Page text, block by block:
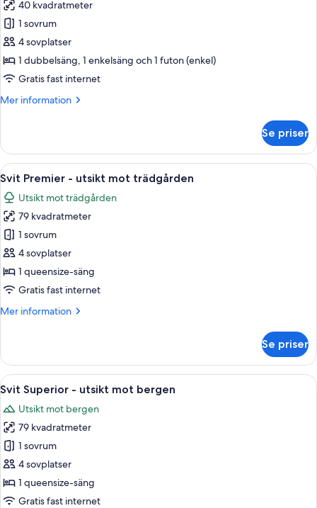
för
Standard
Terrace
Family
Twin
40 kvadratmeter
1 sovrum
4 sovplatser
1 dubbelsäng, 1 enkelsäng och 1 futon (enkel)
Gratis fast internet
Mer information
Mer
Terrace
Family
Twin
Garden
Se priser
Öppna
alla
foton
för
Svit
Premier
-
utsikt
trädgården
En snyggt bäddad säng med en
5
Svit Premier - utsikt mot trädgården
Utsikt mot trädgården
79 kvadratmeter
1 sovrum
4 sovplatser
1 queensize-säng
Gratis fast internet
Mer information
Mer
Premier
utsikt
trädgården
Se priser
Öppna
alla
foton
för
Svit
Superior
-
utsikt
Ett hotellrum med en stor säng, en
5
Svit Superior - utsikt mot bergen
Utsikt mot bergen
79 kvadratmeter
1 sovrum
4 sovplatser
1 queensize-säng
Gratis fast internet